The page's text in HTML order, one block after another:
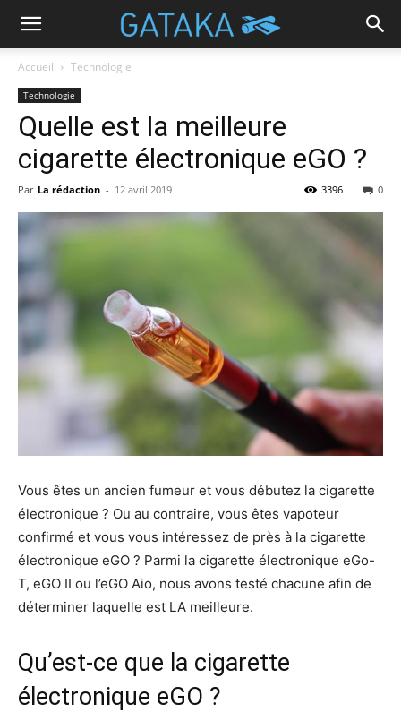
Accueil Technologie
Technologie
Quelle est la meilleure
cigarette électronique eGO ?
Par La rédaction - 12 avril 2019 0
3396
Vous êtes un ancien fumeur et vous débutez la cigarette
électronique ? Ou au contraire, vous êtes vapoteur
confirmé et vous vous intéressez de près à la cigarette
électronique eGO ? Parmi la cigarette électronique eGo-
T, eGO II ou l’eGO Aio, nous avons testé chacune afin de
déterminer laquelle est LA meilleure.
Qu’est-ce que la cigarette
électronique eGO ?